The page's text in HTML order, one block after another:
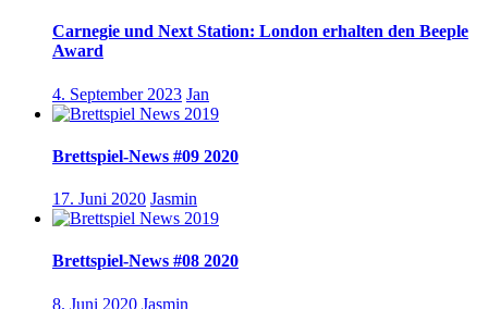
Carnegie und Next Station: London erhalten den Beeple
Award
4. September 2023 Jan
Brettspiel-News #09 2020
17. Juni 2020 Jasmin
Brettspiel-News #08 2020
8. Juni 2020 Jasmin